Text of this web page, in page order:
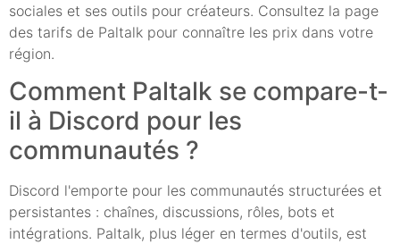
sociales et ses outils pour créateurs. Consultez la page
des tarifs de Paltalk pour connaître les prix dans votre
région.
Comment Paltalk se compare-t-
il à Discord pour les
communautés ?
Discord l'emporte pour les communautés structurées et
persistantes : chaînes, discussions, rôles, bots et
intégrations. Paltalk, plus léger en termes d'outils, est